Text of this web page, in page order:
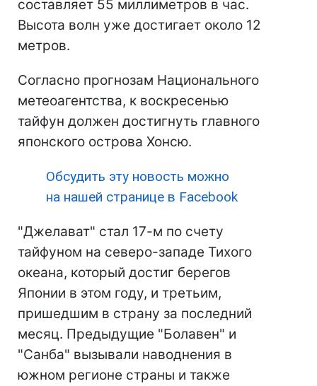
составляет 55 миллиметров в час.
Высота волн уже достигает около 12
метров.
Согласно прогнозам Национального
метеоагентства, к воскресенью
тайфун должен достигнуть главного
японского острова Хонсю.
Обсудить эту новость можно
на нашей странице в Facebook
"Джелават" стал 17-м по счету
тайфуном на северо-западе Тихого
океана, который достиг берегов
Японии в этом году, и третьим,
пришедшим в страну за последний
месяц. Предыдущие "Болавен" и
"Санба" вызывали наводнения в
южном регионе страны и также